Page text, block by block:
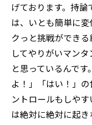
げております。持
は、いとも簡単に
クっと挑戦ができ
してやりがいマン
と思っているんで
よ！」「はい！」
ントロールもしや
は絶対に絶対に起き